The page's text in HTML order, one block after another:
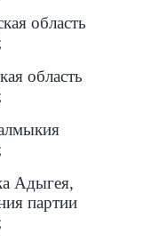
область
область
Адыгея,
партии